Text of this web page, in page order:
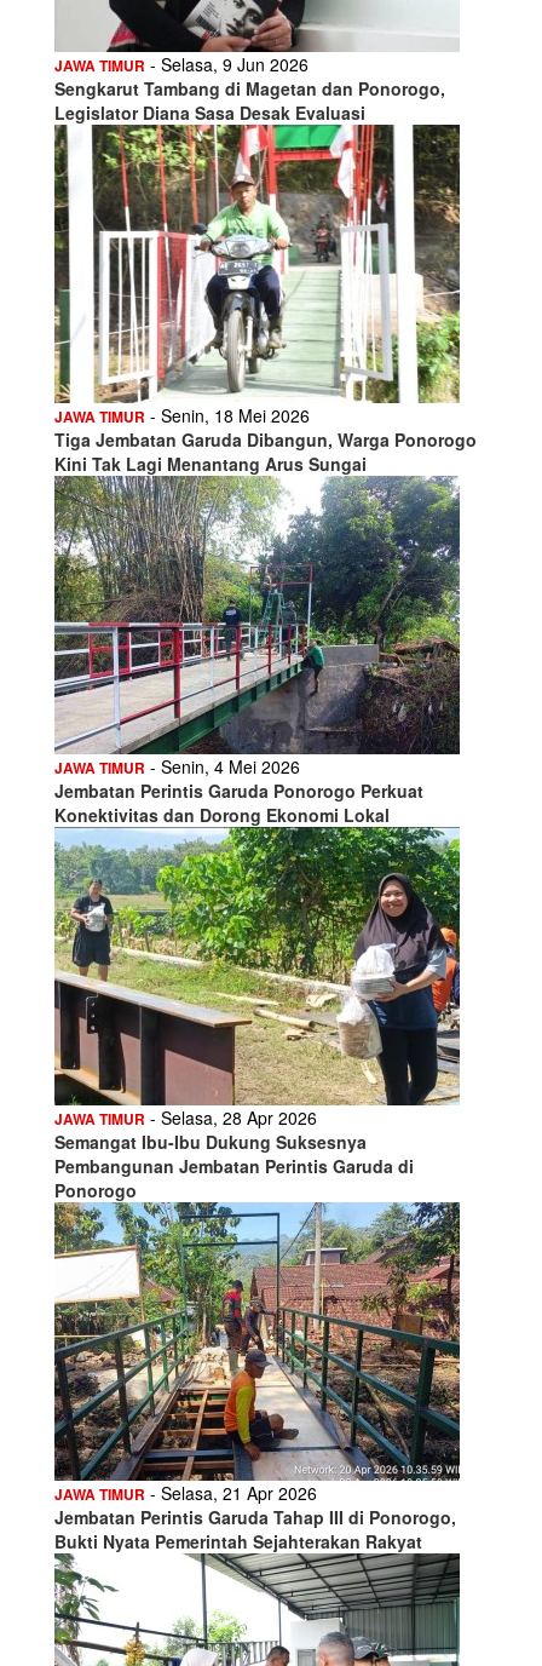
JAWA TIMUR - Selasa, 9 Jun 2026
Sengkarut Tambang di Magetan dan Ponorogo,
Legislator Diana Sasa Desak Evaluasi
JAWA TIMUR - Senin, 18 Mei 2026
Tiga Jembatan Garuda Dibangun, Warga Ponorogo
Kini Tak Lagi Menantang Arus Sungai
JAWA TIMUR - Senin, 4 Mei 2026
Jembatan Perintis Garuda Ponorogo Perkuat
Konektivitas dan Dorong Ekonomi Lokal
JAWA TIMUR - Selasa, 28 Apr 2026
Semangat Ibu-Ibu Dukung Suksesnya
Pembangunan Jembatan Perintis Garuda di
Ponorogo
JAWA TIMUR - Selasa, 21 Apr 2026
Jembatan Perintis Garuda Tahap III di Ponorogo,
Bukti Nyata Pemerintah Sejahterakan Rakyat